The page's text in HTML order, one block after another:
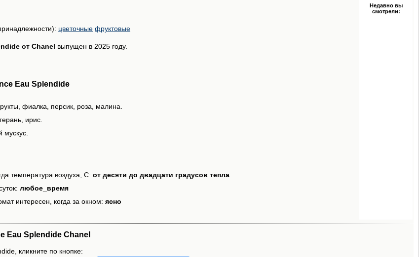
цветочные фруктовые
от Chanel выпущен в 2025 году.
Eau Splendide
фиалка, персик, роза, малина.
ирис.
температура воздуха, С: от десяти до двадцати градусов тепла
любое_время
интересен, когда за окном: ясно
Недавно вы
смотрели:
Eau Splendide Chanel
кликните по кнопке: